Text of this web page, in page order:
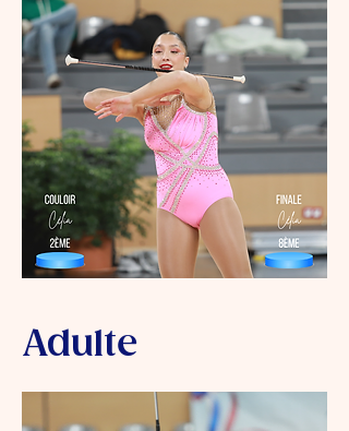
Adulte